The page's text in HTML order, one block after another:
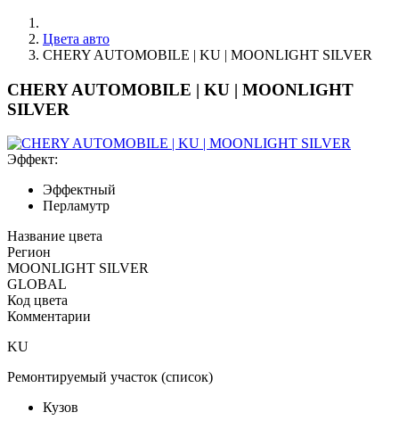
Цвета авто
CHERY AUTOMOBILE | KU | MOONLIGHT SILVER
CHERY AUTOMOBILE | KU | MOONLIGHT
SILVER
Эффект:
Эффектный
Перламутр
Название цвета
Регион
MOONLIGHT SILVER
GLOBAL
Код цвета
Комментарии
KU
Ремонтируемый участок (список)
Кузов